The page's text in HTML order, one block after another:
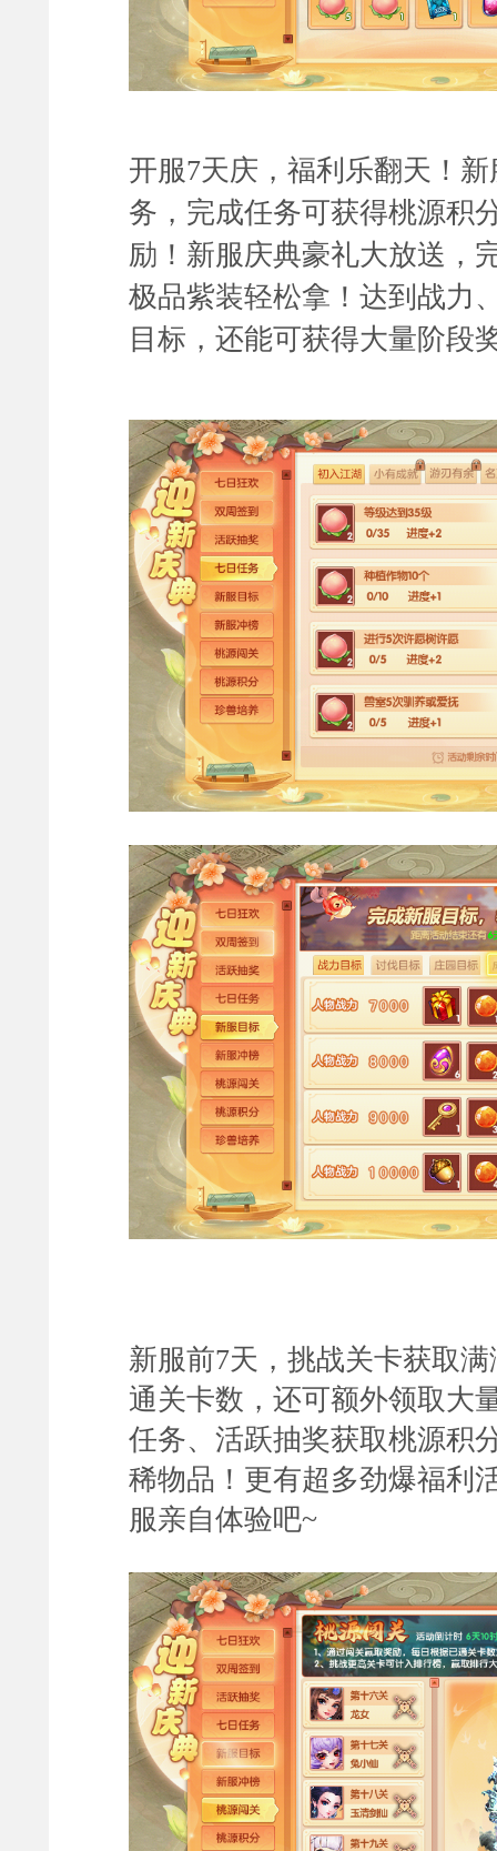
开服7天庆，福利乐翻天 ！
务， 完成任务可获得桃源积
励！ 新服庆典豪礼大放送，
极品紫装轻松拿！达到战力
目标，还能可获得大量阶段
新服前7天，挑战关卡获取
通关卡数，还可额外领取大
任务、活跃抽奖获取桃源积
稀物品！更有超多劲爆福利
服亲自体验吧~